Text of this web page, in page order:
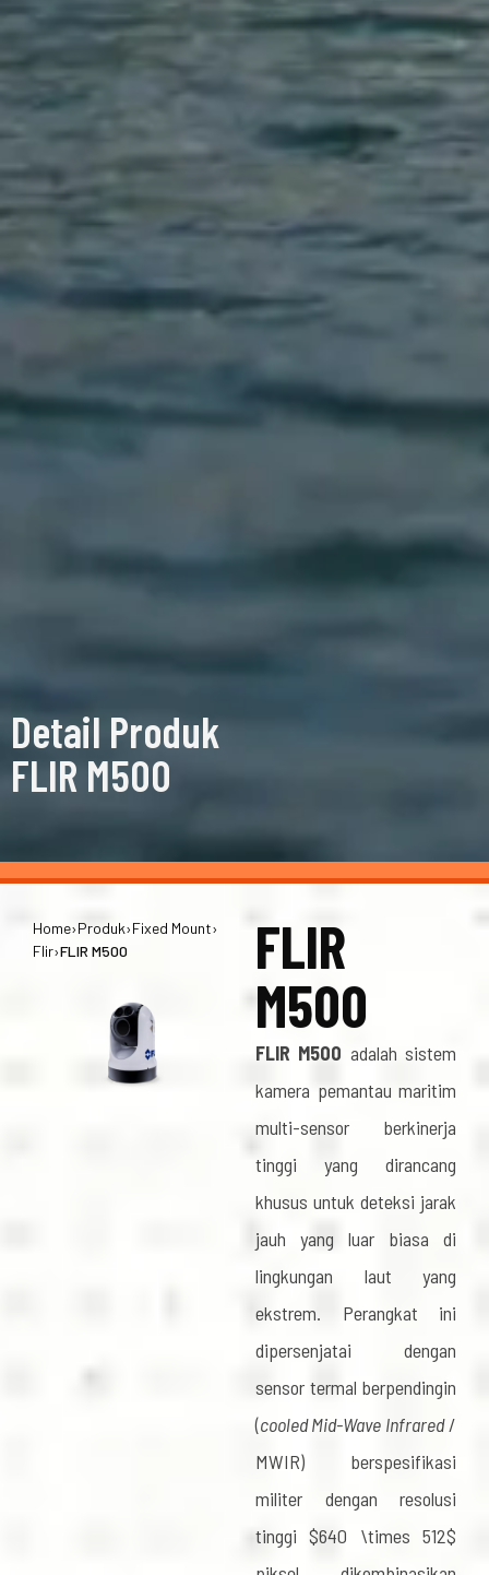
Detail Produk
FLIR M500
Home›Produk›Fixed Mount›
Flir›FLIR M500
FLIR
M500
FLIR M500 adalah sistem
kamera pemantau maritim
multi-sensor berkinerja
tinggi yang dirancang
khusus untuk deteksi jarak
jauh yang luar biasa di
lingkungan laut yang
ekstrem. Perangkat ini
dipersenjatai dengan
sensor termal berpendingin
(cooled Mid-Wave Infrared/
MWIR) berspesifikasi
militer dengan resolusi
tinggi$640 \times 512$